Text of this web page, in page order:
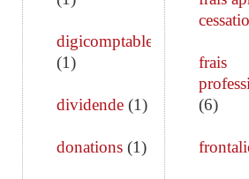
digicomptable
(1)
dividende(1)
donations(1)
frais
(6)